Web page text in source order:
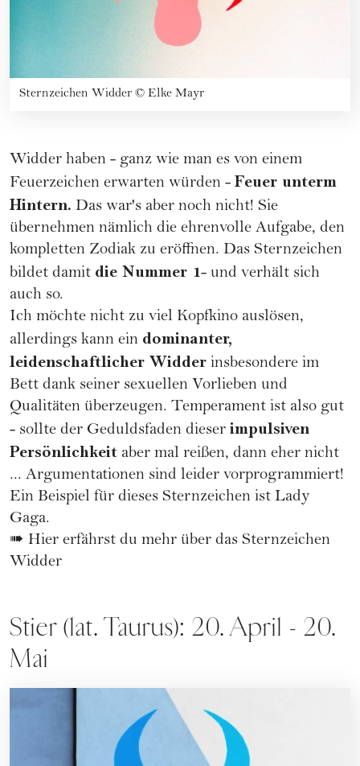
Sternzeichen Widder © Elke Mayr
Widder haben - ganz wie man es von einem
Feuerzeichen erwarten würden - Feuer unterm
Hintern. Das war's aber noch nicht! Sie
übernehmen nämlich die ehrenvolle Aufgabe, den
kompletten Zodiak zu eröffnen. Das Sternzeichen
bildet damit die Nummer 1- und verhält sich
auch so.
Ich möchte nicht zu viel Kopfkino auslösen,
allerdings kann ein dominanter,
leidenschaftlicher Widder insbesondere im
Bett dank seiner sexuellen Vorlieben und
Qualitäten überzeugen. Temperament ist also gut
- sollte der Geduldsfaden dieser impulsiven
Persönlichkeit aber mal reißen, dann eher nicht
... Argumentationen sind leider vorprogrammiert!
Ein Beispiel für dieses Sternzeichen ist Lady
Gaga.
➠ Hier erfährst du mehr über das Sternzeichen
Widder
Stier (lat. Taurus): 20. April - 20.
Mai